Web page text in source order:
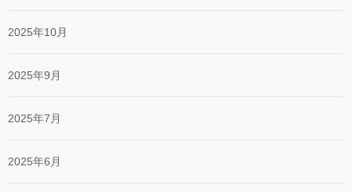
2025年10月
2025年9月
2025年7月
2025年6月